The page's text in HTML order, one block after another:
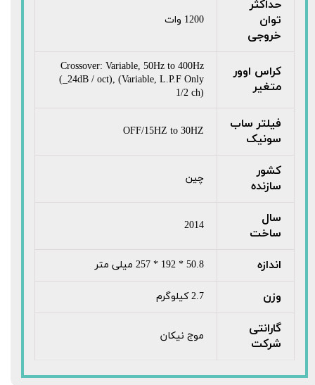
حداکثر
توان
خروجی
1200 وات
کراس اوور
متغیر
Crossover: Variable, 50Hz to 400Hz
(_24dB / oct), (Variable, L.P.F Only
1/2 ch)
فیلتر ساب
سونیک
OFF/15HZ to 30HZ
کشور
سازنده
چین
سال
ساخت
2014
اندازه 50.8 * 192 * 257 میلی متر
وزن 2.7 کیلوگرم
گارانتی
شرکت
موج نیکان